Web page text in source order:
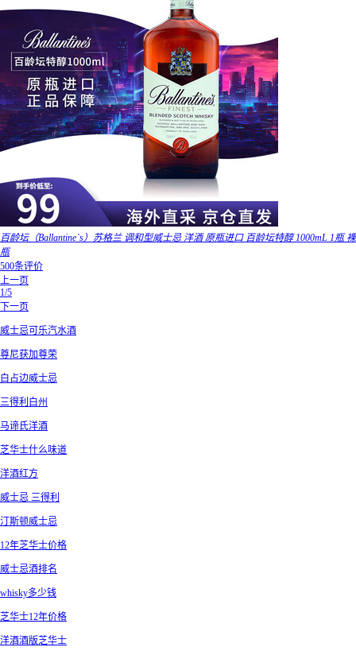
百龄坛（Ballantine`s）苏格兰 调和型威士忌 洋酒 原瓶进口 百龄坛特醇 1000mL 1瓶 裸
瓶
500条评价
上一页
1/5
下一页
威士忌可乐汽水酒
尊尼获加尊荣
白占边威士忌
三得利白州
马谛氏洋酒
芝华士什么味道
洋酒红方
威士忌 三得利
汀斯顿威士忌
12年芝华士价格
威士忌酒排名
whisky多少钱
芝华士12年价格
洋酒酒版芝华士